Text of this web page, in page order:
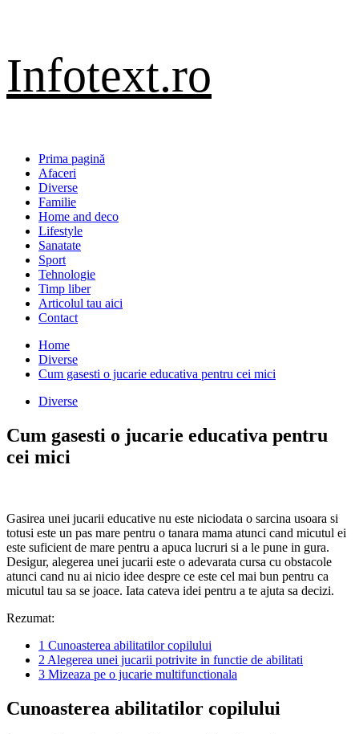
Infotext.ro
Primary
Menu
Prima pagină
Afaceri
Diverse
Familie
Home and deco
Lifestyle
Sanatate
Sport
Tehnologie
Timp liber
Articolul tau aici
Contact
Home
Diverse
Cum gasesti o jucarie educativa pentru cei mici
Diverse
Cum gasesti o jucarie educativa pentru
cei mici
Gasirea unei jucarii educative nu este niciodata o sarcina usoara si
totusi este un pas mare pentru o tanara mama atunci cand micutul ei
este suficient de mare pentru a apuca lucruri si a le pune in gura.
Desigur, alegerea unei jucarii este o adevarata cursa cu obstacole
atunci cand nu ai nicio idee despre ce este cel mai bun pentru ca
micutul tau sa se joace. Iata cateva idei pentru a te ajuta sa decizi.
Rezumat:
1 Cunoasterea abilitatilor copilului
2 Alegerea unei jucarii potrivite in functie de abilitati
3 Mizeaza pe o jucarie multifunctionala
Cunoasterea abilitatilor copilului